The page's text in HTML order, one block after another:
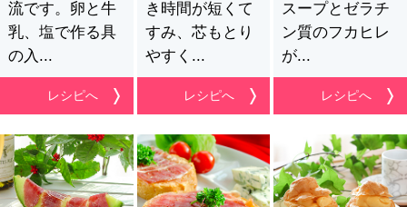
流です。卵と牛
乳、塩で作る具
の入...
レシピへ
き時間が短くて
すみ、芯もとり
やすく...
レシピへ
スープとゼラチ
ン質のフカヒレ
が...
レシピへ